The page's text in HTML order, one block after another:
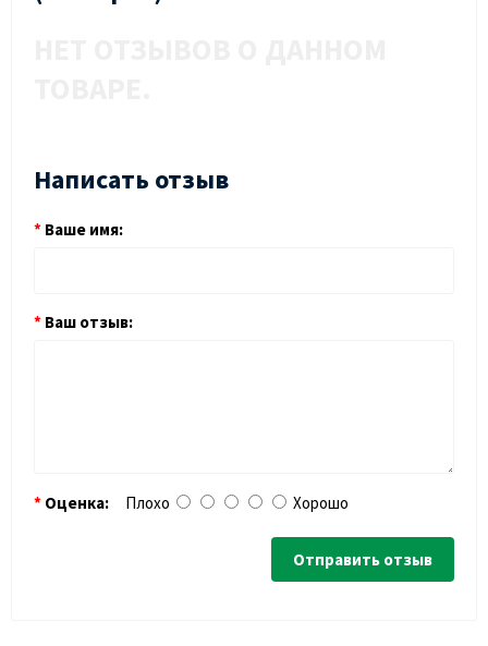
Написать отзыв
Ваше имя:
Ваш отзыв:
Оценка: Плохо Хорошо
Отправить отзыв